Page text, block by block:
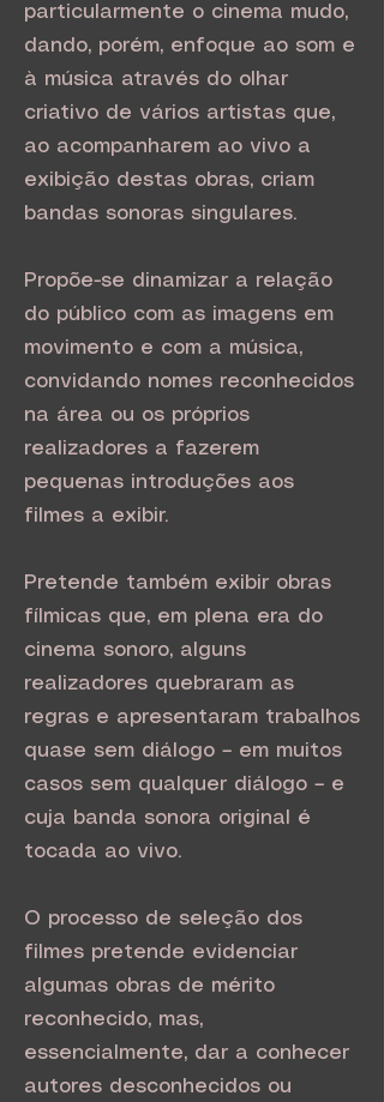
particularmente o cinema mudo,
dando, porém, enfoque ao som e
à música através do olhar
criativo de vários artistas que,
ao acompanharem ao vivo a
exibição destas obras, criam
bandas sonoras singulares.
Propõe-se dinamizar a relação
do público com as imagens em
movimento e com a música,
convidando nomes reconhecidos
na área ou os próprios
realizadores a fazerem
pequenas introduções aos
filmes a exibir.
Pretende também exibir obras
fílmicas que, em plena era do
cinema sonoro, alguns
realizadores quebraram as
regras e apresentaram trabalhos
quase sem diálogo – em muitos
casos sem qualquer diálogo – e
cuja banda sonora original é
tocada ao vivo.
O processo de seleção dos
filmes pretende evidenciar
algumas obras de mérito
reconhecido, mas,
essencialmente, dar a conhecer
autores desconhecidos ou